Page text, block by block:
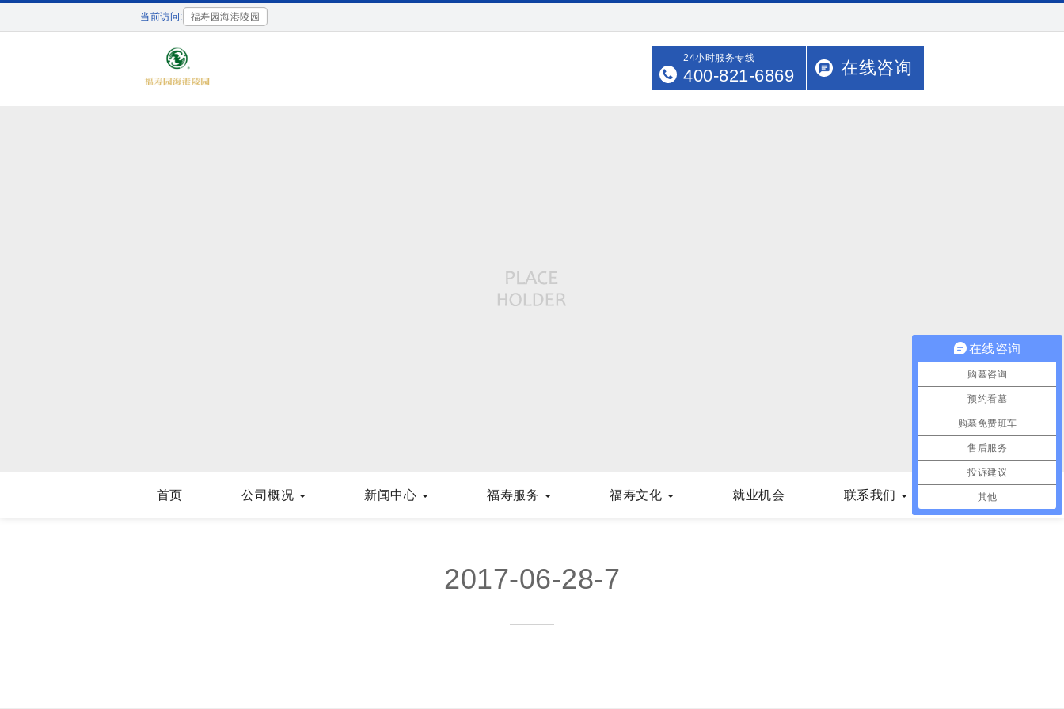
当前访问: 福寿园海港陵园
24小时服务专线
400-821-6869 在线咨询
首页 公司概况 新闻中心 福寿服务 福寿文化 就业机会 联系我们
2017-06-28-7
在线咨询
购墓咨询
预约看墓
购墓免费班车
售后服务
投诉建议
其他